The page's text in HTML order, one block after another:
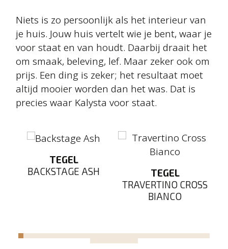
Niets is zo persoonlijk als het interieur van
je huis. Jouw huis vertelt wie je bent, waar je
voor staat en van houdt. Daarbij draait het
om smaak, beleving, lef. Maar zeker ook om
prijs. Een ding is zeker; het resultaat moet
altijd mooier worden dan het was. Dat is
precies waar Kalysta voor staat.
TEGEL
BACKSTAGE ASH
TEGEL
TRAVERTINO CROSS
BIANCO